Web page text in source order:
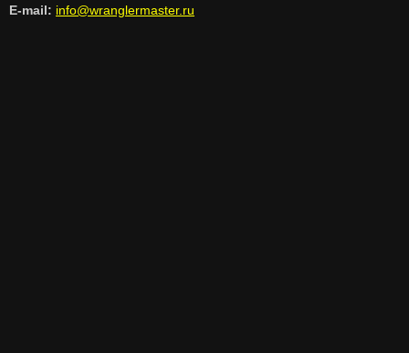
E-mail: info@wranglermaster.ru